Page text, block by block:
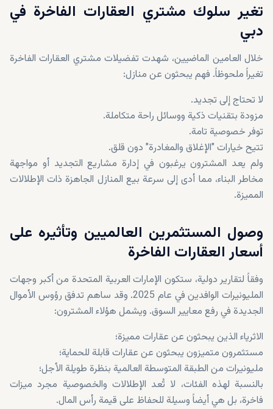
تغير سلوك مشتري العقارات الفاخرة في
دبي
خلال العامين الماضيين، شهدت تفضيلات مشتري العقارات الفاخرة
تغيراً ملحوظاً. فهم يبحثون عن منازل:
لا تحتاج إلى تجديد.
مزودة بتقنيات ذكية ووسائل راحة متكاملة.
توفر خصوصية تامة.
تتيح خيارات "الإغلاق والمغادرة" دون قلق.
ولم يعد المشترون يرغبون في إدارة مشاريع التجديد أو مواجهة
مخاطر البناء، مما أدى إلى سرعة بيع المنازل الجاهزة ذات الإطلالات
المميزة.
وصول المستثمرين العالميين وتأثيره على
أسعار العقارات الفاخرة
وفقاً لتقارير دولية، ستكون الإمارات العربية المتحدة من أكبر وجهات
المليونيرات الوافدين في عام 2025. وقد ساهم تدفق رؤوس الأموال
الجديدة في رفع معايير السوق. ويشمل هؤلاء المشترون:
الاثرياء الذين يبحثون عن عقارات مميزة؛
مستثمرون متميزون يبحثون عن عقارات قابلة للحماية؛
مليونيرات من الطبقة المتوسطة العالمية بنظرة طويلة الأجل؛
بالنسبة لهذه الفئات، لا تُعد الإطلالات والخصوصية مجرد ميزات
فاخرة، بل هي أيضاً وسيلة للحفاظ على قيمة رأس المال.